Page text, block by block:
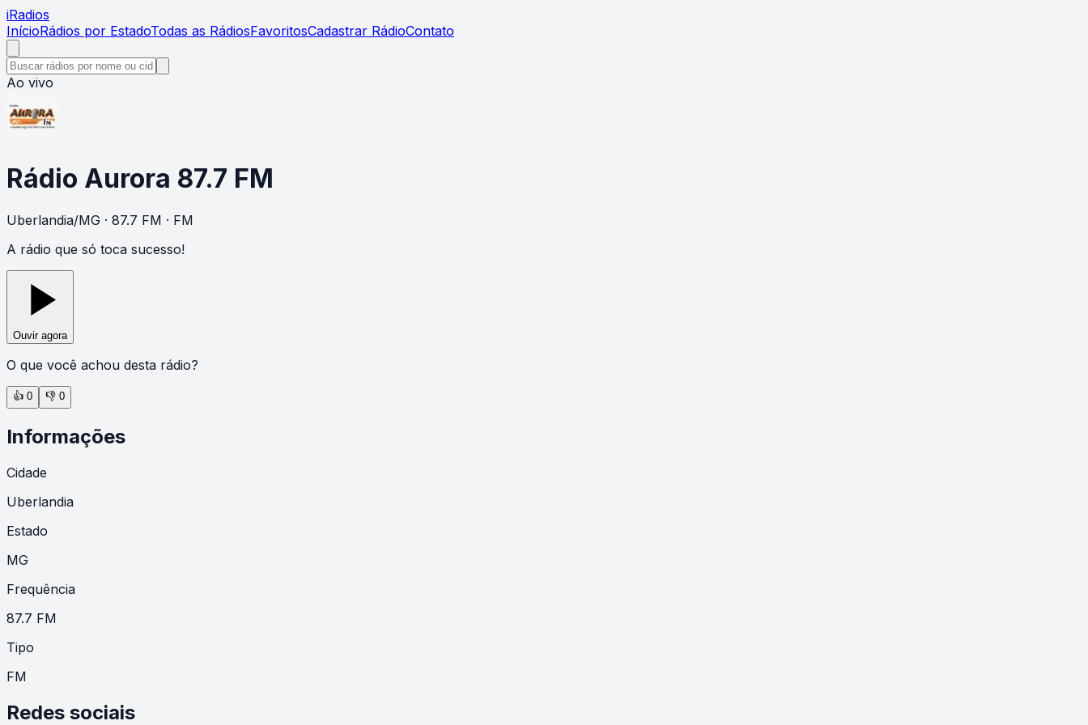
iRadios
InícioRádios por EstadoTodas as RádiosFavoritosCadastrar RádioContato
Ao vivo
Rádio Aurora 87.7 FM
Uberlandia/MG · 87.7 FM · FM
A rádio que só toca sucesso!
Ouvir agora
O que você achou desta rádio?
👍 0 👎 0
Informações
Cidade
Uberlandia
Estado
MG
Frequência
87.7 FM
Tipo
FM
Redes sociais